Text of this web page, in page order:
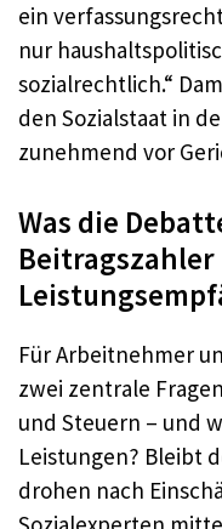
ein
nur
sozialrechtlich.“
den Sozialstaat in
zunehmend vor
Was die
Beitragszahler
Für Arbeitnehmer
zwei zentrale
und Steuern – und
Leistungen? Bleibt
drohen nach